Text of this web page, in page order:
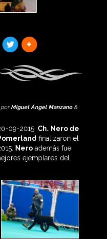
Miguel Ángel Manzano &
09-2015, Ch. Nero de
finalizaron el
Neroademás fue
ejemplares del